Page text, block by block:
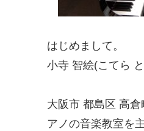
はじめまして。
小寺 智絵(こてら
大阪市 都島区 高
アノの音楽教室を